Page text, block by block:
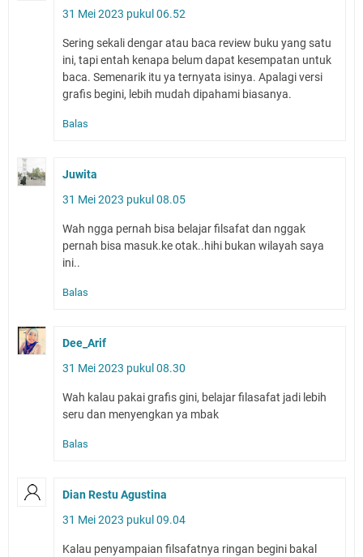
31 Mei 2023 pukul 06.52
Sering sekali dengar atau baca review buku yang satu
ini, tapi entah kenapa belum dapat kesempatan untuk
baca. Semenarik itu ya ternyata isinya. Apalagi versi
grafis begini, lebih mudah dipahami biasanya.
Balas
Juwita
31 Mei 2023 pukul 08.05
Wah ngga pernah bisa belajar filsafat dan nggak
pernah bisa masuk.ke otak..hihi bukan wilayah saya
ini..
Balas
Dee_Arif
31 Mei 2023 pukul 08.30
Wah kalau pakai grafis gini, belajar filasafat jadi lebih
seru dan menyengkan ya mbak
Balas
Dian Restu Agustina
31 Mei 2023 pukul 09.04
Kalau penyampaian filsafatnya ringan begini bakal